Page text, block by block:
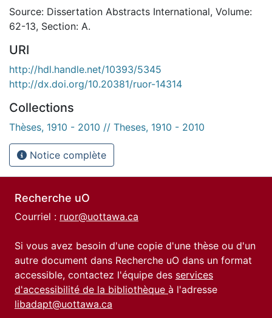
Source: Dissertation Abstracts International, Volume:
62-13, Section: A.
URI
http://hdl.handle.net/10393/5345
http://dx.doi.org/10.20381/ruor-14314
Collections
Thèses, 1910 - 2010 // Theses, 1910 - 2010
Notice complète
Recherche uO
Courriel : ruor@uottawa.ca
Si vous avez besoin d'une copie d'une thèse ou d'un
autre document dans Recherche uO dans un format
accessible, contactez l'équipe des services
d'accessibilité de la bibliothèque à l'adresse
libadapt@uottawa.ca